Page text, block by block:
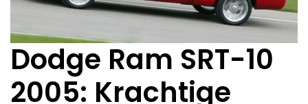
Dodge Ram SRT-10
2005: Krachtige